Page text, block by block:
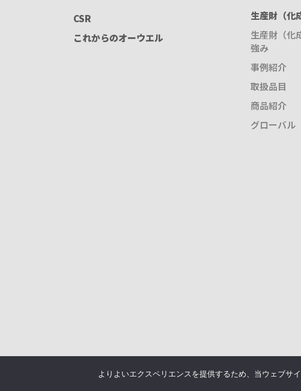
CSR
これからのオーウエル
生産財（化
生産財（化
強み
事例紹介
取扱品目
商品紹介
グローバル
よりよいエクスペリエンスを提供するため、当ウェブサ